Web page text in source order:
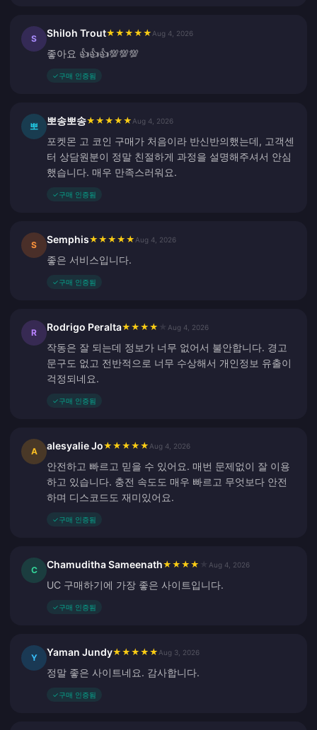
S Shiloh Trout★ ★ ★ ★ ★ Aug 4, 2026
좋아요 👍👍👍💯💯💯
✓구매 인증됨
뽀 뽀송뽀송★ ★ ★ ★ ★ Aug 4, 2026
포켓몬 고 코인 구매가 처음이라 반신반의했는데, 고객센
터 상담원분이 정말 친절하게 과정을 설명해주셔서 안심
했습니다. 매우 만족스러워요.
✓구매 인증됨
S Semphis★ ★ ★ ★ ★ Aug 4, 2026
좋은 서비스입니다.
✓구매 인증됨
R Rodrigo Peralta★ ★ ★ ★ Aug 4, 2026
작동은 잘 되는데 정보가 너무 없어서 불안합니다. 경고
문구도 없고 전반적으로 너무 수상해서 개인정보 유출이
걱정되네요.
✓구매 인증됨
A alesyalie Jo★ ★ ★ ★ ★ Aug 4, 2026
안전하고 빠르고 믿을 수 있어요. 매번 문제없이 잘 이용
하고 있습니다. 충전 속도도 매우 빠르고 무엇보다 안전
하며 디스코드도 재미있어요.
✓구매 인증됨
C Chamuditha Sameenath★ ★ ★ ★ Aug 4, 2026
UC 구매하기에 가장 좋은 사이트입니다.
✓구매 인증됨
Y Yaman Jundy★ ★ ★ ★ ★ Aug 3, 2026
정말 좋은 사이트네요. 감사합니다.
✓구매 인증됨